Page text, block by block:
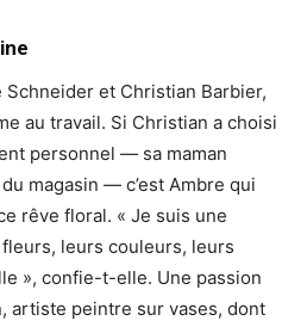
Schneider et Christian Barbier,
au travail. Si Christian a choisi
personnel — sa maman
magasin — c’est Ambre qui
rêve floral. « Je suis une
fleurs, leurs couleurs, leurs
», confie-t-elle. Une passion
artiste peintre sur vases, dont